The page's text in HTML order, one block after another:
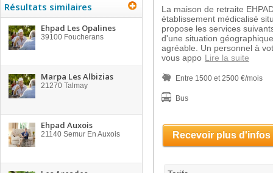
Résultats similaires
Ehpad Les Opalines
39100 Foucherans
Marpa Les Albizias
21270 Talmay
Ehpad Auxois
21140 Semur En Auxois
La maison de retraite
établissement médicalisé
propose les services
d'une situation
agréable. Un personnel à
vous appo Lire la suite
Entre 1500 et 2500 €/mois
Bus
Recevoir plus d'infos